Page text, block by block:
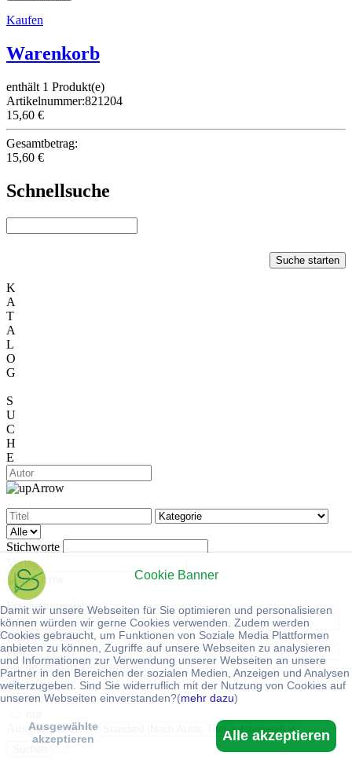
Cookie Banner
Damit wir unsere Webseiten für Sie optimieren und personalisieren
können würden wir gerne Cookies verwenden. Zudem werden
Cookies gebraucht, um Funktionen von Soziale Media Plattformen
anbieten zu können, Zugriffe auf unsere Webseiten zu analysieren
und Informationen zur Verwendung unserer Webseiten an unsere
Partner in den Bereichen der sozialen Medien, Anzeigen und Analysen
weiterzugeben. Sind Sie widerruflich mit der Nutzung von Cookies auf
unseren Webseiten einverstanden?(mehr dazu)
Alle akzeptieren
Ausgewählte
akzeptieren
Kaufen
Warenkorb
enthält 1 Produkt(e)
Artikelnummer:821204
15,60 €
Gesamtbetrag:
15,60 €
Schnellsuche
Suche starten
K
A
T
A
L
O
G
S
U
C
H
E
Stichworte
Verlag
Erscheinungsjahr
von
bis
Preis (in EUR):
von
bis
Suche auch in Zeitschriften
ja
nein
Ausgabe sortieren